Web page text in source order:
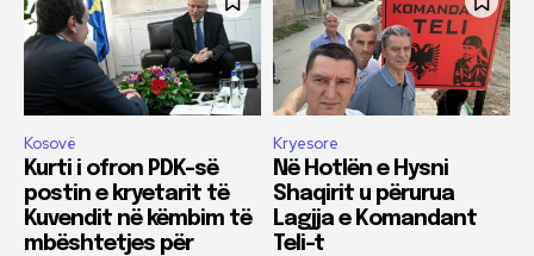
Kosovë
Kurti i ofron PDK-së
postin e kryetarit të
Kuvendit në këmbim të
mbështetjes për
Kryesore
Në Hotlën e Hysni
Shaqirit u përurua
Lagjja e Komandant
Teli-t